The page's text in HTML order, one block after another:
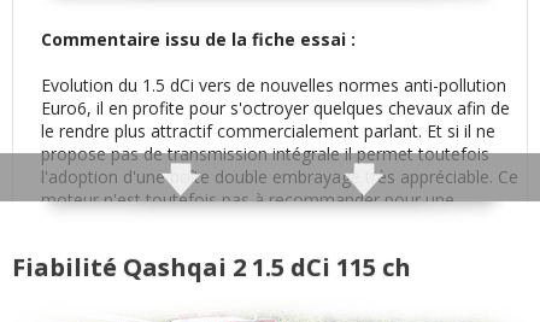
Qualité son/autoradio:1aime
Habitabilité:1aime
Commentaire issu de la fiche essai :
Evolution du 1.5 dCi vers de nouvelles normes anti-pollution
Euro6, il en profite pour s'octroyer quelques chevaux afin de
le rendre plus attractif commercialement parlant. Et si il ne
propose pas de transmission intégrale il permet toutefois
l'adoption d'une boîte double embrayage très appréciable. Ce
moteur n'est toutefois pas à recommander pour une
Poids moyen (dépend des équipements):
1450 kg
Fiabilité Qashqai 2 1.5 dCi 115 ch